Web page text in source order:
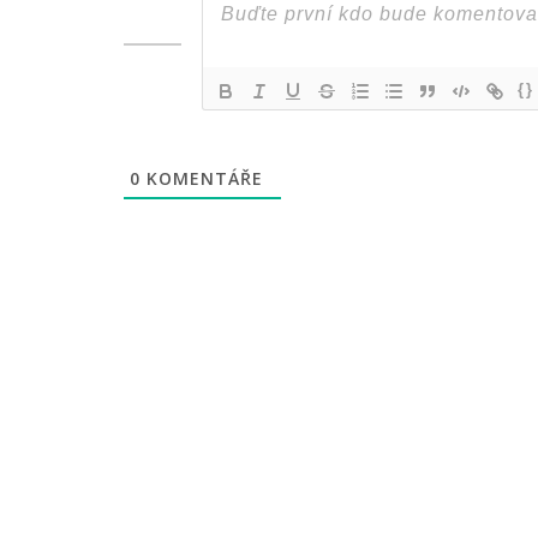
{}
0 KOMENTÁŘE